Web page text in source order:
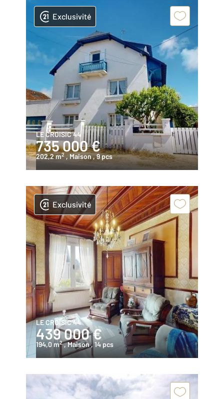
Exclusivité
LE CROISIC 44
735 000 €
202,2 m2 , Maison, 9 pcs
Exclusivité
LE CROISIC 44
439 000 €
194,0 m2 , Maison, 14 pcs